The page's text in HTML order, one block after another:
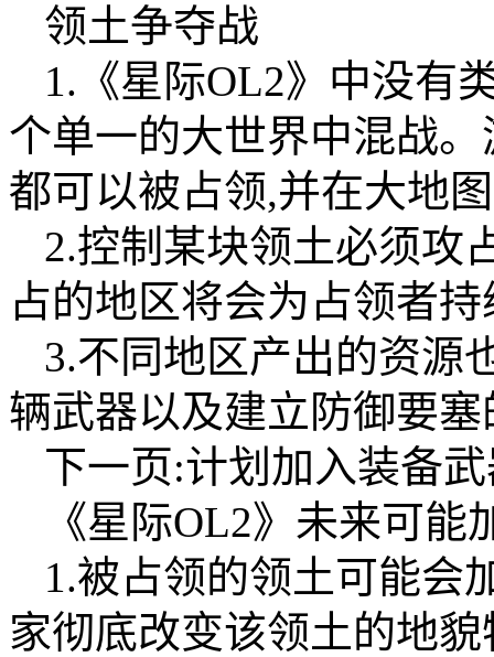
领土争夺战
1.《星际OL2》中没有
个单一的大世界中混战
都可以被占领,并在大地
2.控制某块领土必须攻
占的地区将会为占领者
3.不同地区产出的资源
辆武器以及建立防御要
下一页:计划加入装备
《星际OL2》未来可能
1.被占领的领土可能会
家彻底改变该领土的地